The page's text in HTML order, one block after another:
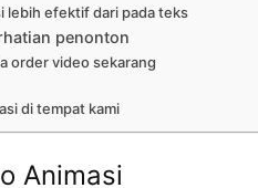
lebih efektif dari pada teks
penonton
order video sekarang
di tempat kami
Animasi